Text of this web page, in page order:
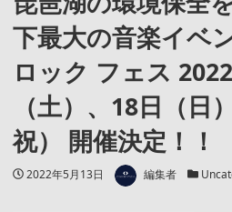
下最大の音楽イベ
ロック フェス
（土）、18日（日
祝） 開催決定！！
投稿日
2022年5月13日 著者 編集者 カテゴ